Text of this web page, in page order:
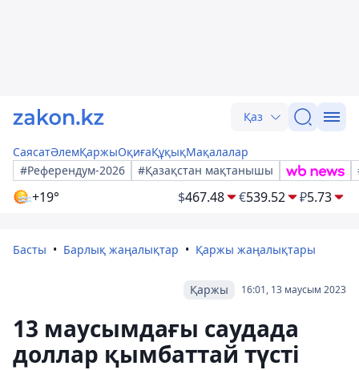
Қаз
СаясатӘлемҚаржыОқиғаҚұқықМақалалар
#Референдум-2026
#Қазақстан мақтанышы
+19° $467.48 €539.52 ₽5.73
Басты Барлық жаңалықтар Қаржы жаңалықтары
16:01, 13 маусым 2023
Қаржы
13 маусымдағы саудада
доллар қымбаттай түсті